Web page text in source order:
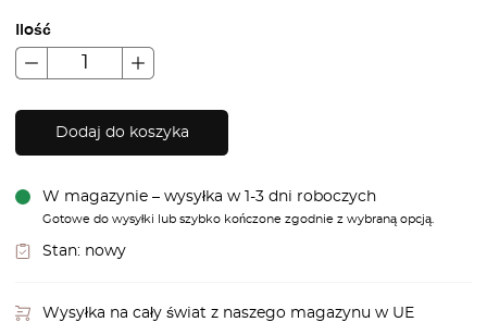
Ilość
Dodaj do koszyka
W magazynie – wysyłka w 1-3 dni roboczych
Gotowe do wysyłki lub szybko kończone zgodnie z wybraną opcją.
Stan: nowy
Wysyłka na cały świat z naszego magazynu w UE